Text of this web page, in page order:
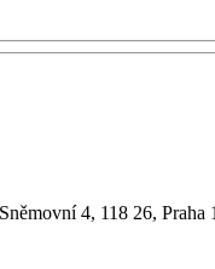
4, 118 26, Praha